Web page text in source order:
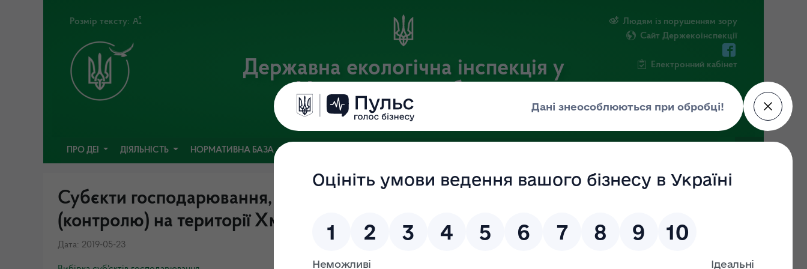
Розмір тексту:
Державна екологічна інспекція у
Хмельницькій області
Офіційний веб-портал
Людям із порушенням зору
Сайт Держекоінспекції
Електронний кабінет
ПРО ДЕІ ДІЯЛЬНІСТЬ НОРМАТИВНА БАЗА
Субєкти господарювання, які підлягають державному нагляду
(контролю) на території Хмельницької області
Дата: 2019-05-23